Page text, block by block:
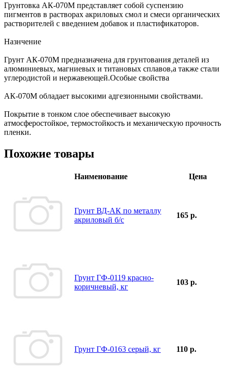
Грунтовка АК-070М представляет собой суспензию
пигментов в растворах акриловых смол и смеси органических
растворителей с введением добавок и пластификаторов.
Назнчение
Грунт АК-070М предназначена для грунтования деталей из
алюминиевых, магниевых и титановых сплавов,а также стали
углеродистой и нержавеющей.Особые свойства
АК-070М обладает высокими адгезионными свойствами.
Покрытие в тонком слое обеспечивает высокую
атмосферостойкое, термостойкость и механическую прочность
пленки.
Похожие товары
Наименование Цена
Грунт ВД-АК по металлу
акриловый б/с
165 р.
Грунт ГФ-0119 красно-
коричневый, кг
103 р.
Грунт ГФ-0163 серый, кг 110 р.